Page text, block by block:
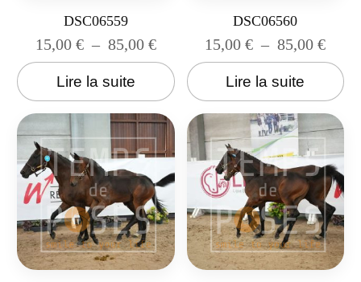
DSC06559
15,00 € – 85,00 €
Lire la suite
DSC06560
15,00€ – 85,00€
Lire la suite